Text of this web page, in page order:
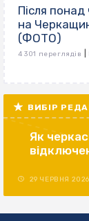
Після понад
на
(ФОТО)
4 301 переглядів
ВИБІР
Як
29 ЧЕРВНЯ 2026